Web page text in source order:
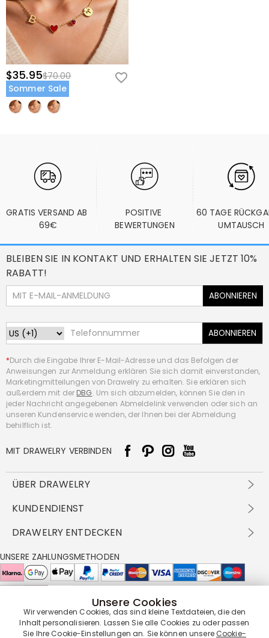
$35.95$70.00
Sommer Sale
GRATIS VERSAND AB
69€
POSITIVE
BEWERTUNGEN
60 TAGE
UMTAUSCH
BLEIBEN SIE IN KONTAKT UND ERHALTEN SIE JETZT 10%
RABATT!
ABONNIEREN
ABONNIEREN
*Durch die Eingabe Ihrer E-Mail-Adresse und das Befolgen der
Anweisungen zur Anmeldung erklären Sie sich damit einverstanden,
Marketingmitteilungen von Drawelry zu erhalten. Sie erklären sich
außerdem mit der DBG. Um sich abzumelden, können Sie den in
jeder Nachricht angegebenen Abmeldelink verwenden oder sich an
unseren Kundenservice wenden, der Ihnen bei der Abmeldung
behilflich ist.
MIT DRAWELRY VERBINDEN
ÜBER DRAWELRY
Über Uns
DBG
FAQ
Cookie-Richtlinie
KUNDENDIENST
Versandbedingungen
Rückgabe & Umtausch
Pflegehinweis
DRAWELRY ENTDECKEN
Großhandelsangebot
Drawelry Prime
Bonusprogramm
UNSERE ZAHLUNGSMETHODEN
UNSERE LIEFERPARTNER
Unsere Cookies
Wir verwenden Cookies, das sind kleine Textdateien, die den
Inhalt personalisieren. Lassen Sie alle Cookies zu oder passen
Sie Ihre Cookie-Einstellungen an. Sie können unsereCookie-